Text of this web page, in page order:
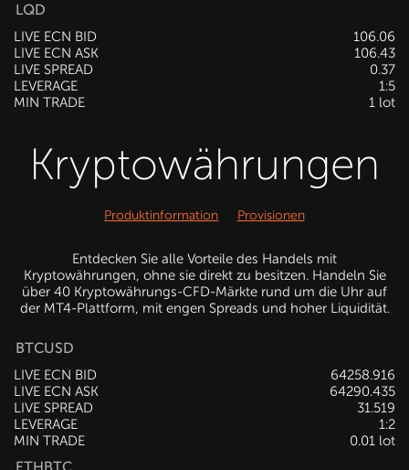
LQD
LIVE ECN BID
106.06
LIVE ECN ASK
106.43
LIVE SPREAD
0.37
LEVERAGE
1:5
MIN TRADE
1 lot
Kryptowährungen
Produktinformation Provisionen
Entdecken Sie alle Vorteile des Handels mit
Kryptowährungen, ohne sie direkt zu besitzen. Handeln Sie
über 40 Kryptowährungs-CFD-Märkte rund um die Uhr auf
der MT4-Plattform, mit engen Spreads und hoher Liquidität.
BTCUSD
LIVE ECN BID
64263.416
LIVE ECN ASK
64294.865
LIVE SPREAD
31.449
LEVERAGE
1:2
MIN TRADE
0.01 lot